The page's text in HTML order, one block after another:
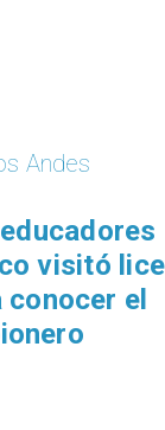
Provincia
alianza
diseño
en San